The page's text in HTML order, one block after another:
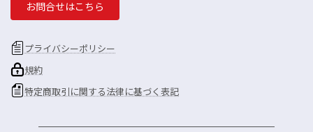
お問合せはこちら
プライバシーポリシー
規約
特定商取引に関する法律に基づく表記